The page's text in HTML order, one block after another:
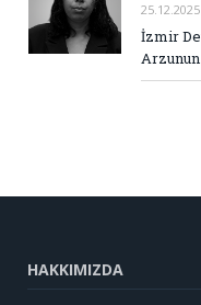
25.12.2025
İzmir
HAKKIMIZDA